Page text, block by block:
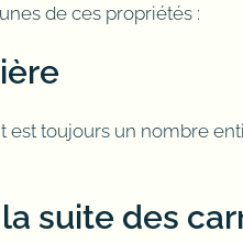
de ces propriétés :
est toujours un nombre
suite des